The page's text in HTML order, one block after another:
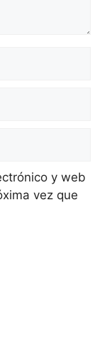
y web
vez que